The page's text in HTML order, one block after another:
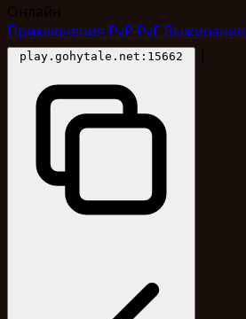
Онлайн
Приключения PvP PvE Выживание
play.gohytale.net:15662 |